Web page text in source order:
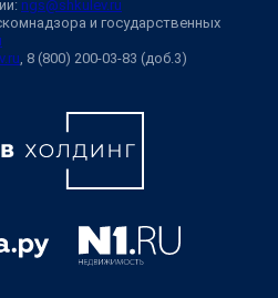
ngs@shkulev.ru
и государственных
, 8 (800) 200-03-83 (доб.3)